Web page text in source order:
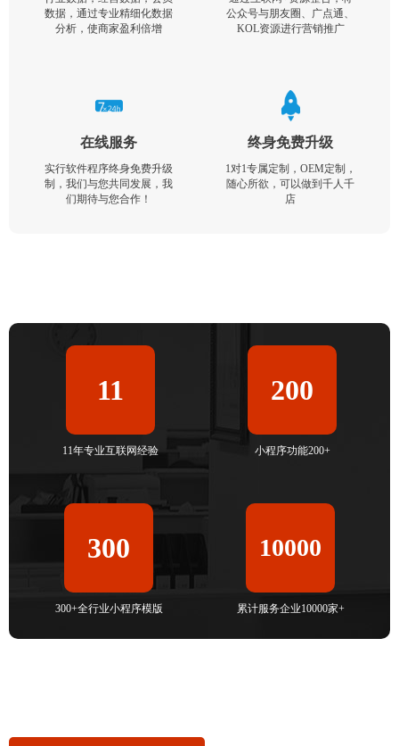
数据，通过专业精细化数据
分析，使商家盈利倍增
公众号与朋友圈、广点通、
KOL资源进行营销推广
在线服务
实行软件程序终身免费升级
制，我们与您共同发展，我
们期待与您合作！
终身免费升级
1对1专属定制，OEM定制，
随心所欲，可以做到千人千
店
11
11年专业互联网经验
200
小程序功能200+
300
300+全行业小程序模版
10000
累计服务企业10000家+